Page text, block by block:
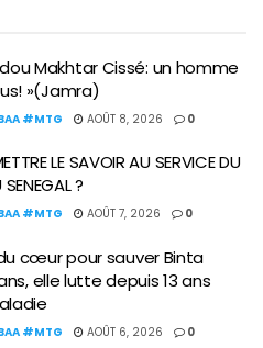
Makhtar Cissé: un homme
»(Jamra)
#MTG AOÛT 8, 2026 0
LE SAVOIR AU SERVICE DU
?
#MTG AOÛT 7, 2026 0
cœur pour sauver Binta
elle lutte depuis 13 ans
#MTG AOÛT 6, 2026 0